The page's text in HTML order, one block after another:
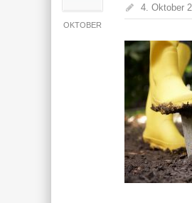
OKTOBER
4. Oktober